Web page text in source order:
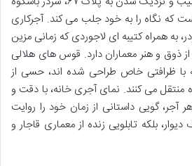
که نگاه را به خود جلب می کند. آجرکاری
به همراه کتیبه ای لاجوردی که زمانی مزین
ذوق و هنر معماران دارد. قوس های هلالی
ظرافتی خاص طراحی شده اند، حسی از
منتقل می کنند. نمای آجری خانه، با دقت و
گویی داستانی از زمان خود را روایت
بلکه تابلویی زنده از معماری قاجار و